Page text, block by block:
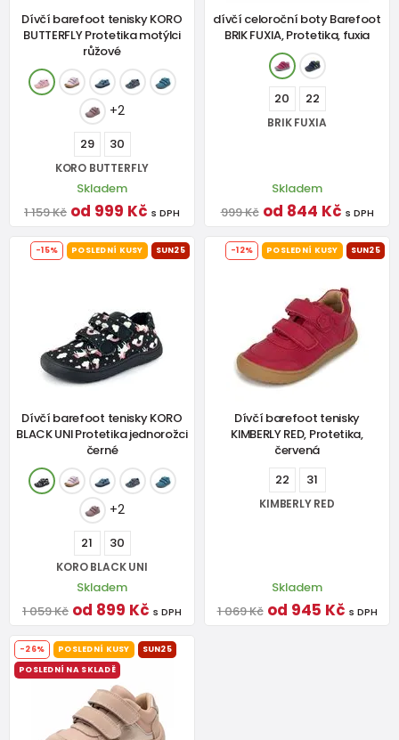
Dívčí barefoot tenisky KORO
BUTTERFLY Protetika motýlci
růžové
+2
29 30
KORO BUTTERFLY
Skladem
1 159 Kč od 999 Kč s DPH
dívčí celoroční boty Barefoot
BRIK FUXIA, Protetika, fuxia
20 22
BRIK FUXIA
Skladem
999 Kč od 844 Kč s DPH
-15% POSLEDNÍ KUSY SUN25
Dívčí barefoot tenisky KORO
BLACK UNI Protetika jednorožci
černé
+2
21 30
KORO BLACK UNI
Skladem
1 059 Kč od 899 Kč s DPH
-12% POSLEDNÍ KUSY SUN25
Dívčí barefoot tenisky
KIMBERLY RED, Protetika,
červená
22
31
KIMBERLY RED
Skladem
1 069 Kč od 945 Kč s DPH
-26% POSLEDNÍ KUSY
SUN25
POSLEDNÍ NA SKLADĚ